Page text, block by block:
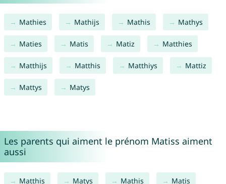
Mathies Mathijs Mathis Mathys
Maties Matis Matiz Matthies
Matthijs Matthis Matthiys Mattiz
Mattys Matys
Les parents qui aiment le prénom Matiss aiment
aussi
Matthis Matys Mathis Matis